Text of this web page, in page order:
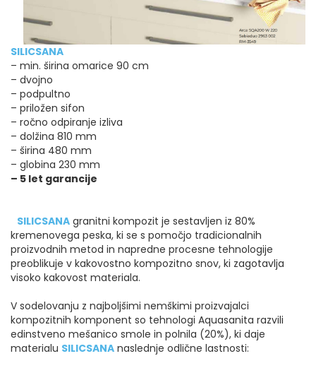
SILICSANA
– min. širina omarice 90 cm
– dvojno
– podpultno
– priložen sifon
– ročno odpiranje izliva
– dolžina 810 mm
– širina 480 mm
– globina 230 mm
– 5 let garancije
SILICSANA granitni kompozit je sestavljen iz 80%
kremenovega peska, ki se s pomočjo tradicionalnih
proizvodnih metod in napredne procesne tehnologije
preoblikuje v kakovostno kompozitno snov, ki zagotavlja
visoko kakovost materiala.
V sodelovanju z najboljšimi nemškimi proizvajalci
kompozitnih komponent so tehnologi Aquasanita razvili
edinstveno mešanico smole in polnila (20%), ki daje
materialu SILICSANA naslednje odlične lastnosti: